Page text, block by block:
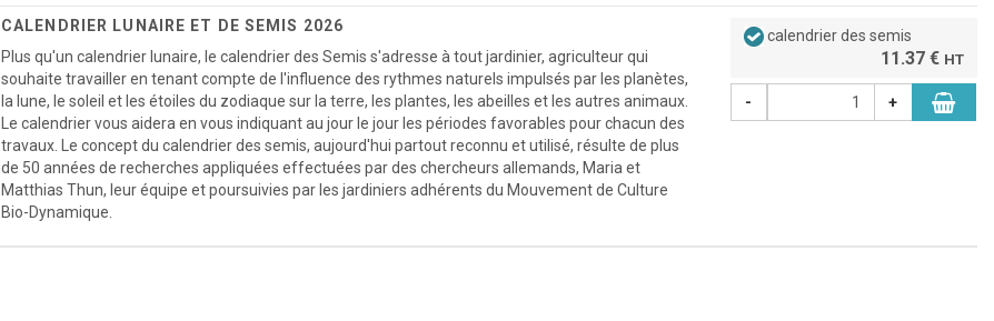
CALENDRIER LUNAIRE ET DE SEMIS 2026
Plus qu'un calendrier lunaire, le calendrier des Semis s'adresse à tout jardinier, agriculteur qui
souhaite travailler en tenant compte de l'influence des rythmes naturels impulsés par les planètes,
la lune, le soleil et les étoiles du zodiaque sur la terre, les plantes, les abeilles et les autres animaux.
Le calendrier vous aidera en vous indiquant au jour le jour les périodes favorables pour chacun des
travaux. Le concept du calendrier des semis, aujourd'hui partout reconnu et utilisé, résulte de plus
de 50 années de recherches appliquées effectuées par des chercheurs allemands, Maria et
Matthias Thun, leur équipe et poursuivies par les jardiniers adhérents du Mouvement de Culture
Bio-Dynamique.
calendrier des semis
11.37 € HT
- +